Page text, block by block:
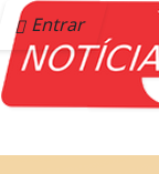
Entrar